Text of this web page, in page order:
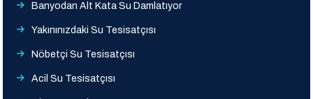
Banyodan Alt Kata Su Damlatıyor
Yakınınızdaki Su Tesisatçısı
Nöbetçi Su Tesisatçısı
Acil Su Tesisatçısı